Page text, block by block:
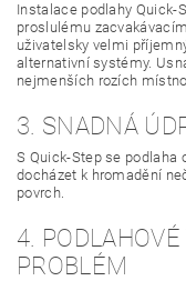
Instalace podlahy Quick-
proslulému
uživatelsky velmi
alternativní systémy.
nejmenších rozích
3. SNADNÁ
S Quick-Step se podlaha
docházet k hromadění
povrch.
4.
PROBLÉM